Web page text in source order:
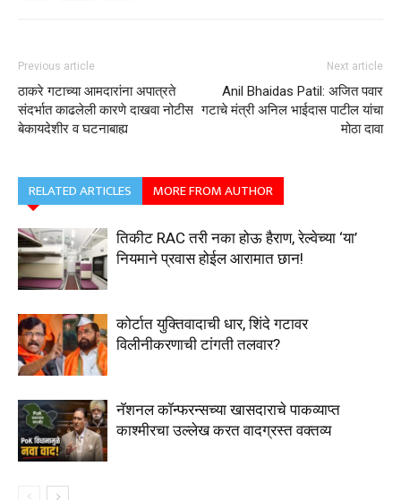
Previous article
ठाकरे गटाच्या आमदारांना अपात्रते
संदर्भात काढलेली कारणे दाखवा नोटीस
बेकायदेशीर व घटनाबाह्य
Next article
Anil Bhaidas Patil: अजित पवार
गटाचे मंत्री अनिल भाईदास पाटील यांचा
मोठा दावा
RELATED ARTICLES MORE FROM AUTHOR
तिकीट RAC तरी नका होऊ हैराण, रेल्वेच्या ‘या’
नियमाने प्रवास होईल आरामात छान!
कोर्टात युक्तिवादाची धार, शिंदे गटावर
विलीनीकरणाची टांगती तलवार?
नॅशनल कॉन्फरन्सच्या खासदाराचे पाकव्याप्त
काश्मीरचा उल्लेख करत वादग्रस्त वक्तव्य